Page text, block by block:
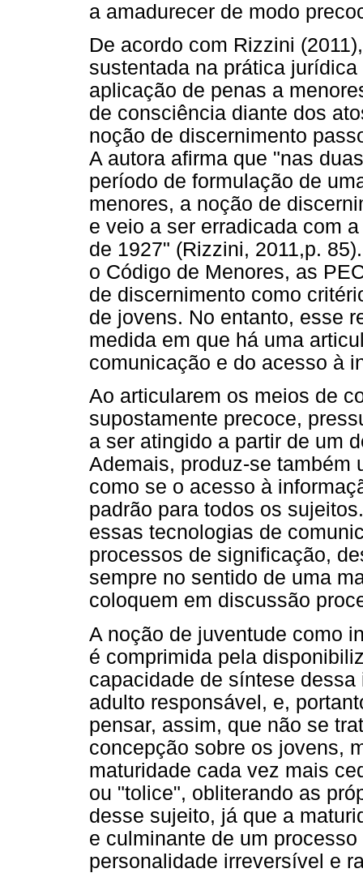
a amadurecer de modo
De acordo com Rizzini
sustentada na prática
aplicação de penas a
de consciência diante dos
noção de discernimento
A autora afirma que "nas
período de formulação de
menores, a noção de
e veio a ser erradicada com
de 1927" (Rizzini, 2011,p.
o Código de Menores, as
de discernimento como
de jovens. No entanto, esse
medida em que há uma
comunicação e do acesso à
Ao articularem os meios de
supostamente precoce,
a ser atingido a partir de um
Ademais, produz-se também
como se o acesso à
padrão para todos os
essas tecnologias de
processos de significação,
sempre no sentido de uma
coloquem em discussão
A noção de juventude como
é comprimida pela
capacidade de síntese
adulto responsável, e,
pensar, assim, que não se
concepção sobre os jovens,
maturidade cada vez mais
ou "tolice", obliterando as
desse sujeito, já que a
e culminante de um
personalidade irreversível e